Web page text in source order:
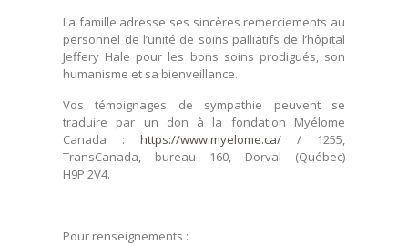
La famille adresse ses sincères remerciements au
personnel de l’unité de soins palliatifs de l’hôpital
Jeffery Hale pour les bons soins prodigués, son
humanisme et sa bienveillance.
Vos témoignages de sympathie peuvent se
traduire par un don à la fondation Myélome
Canada : https://www.myelome.ca/ / 1255,
TransCanada, bureau 160, Dorval (Québec)
H9P 2V4.
Pour renseignements :